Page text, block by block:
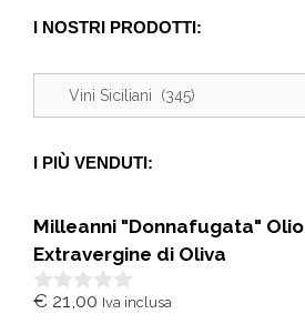
I NOSTRI PRODOTTI:
I PIÙ VENDUTI:
Milleanni "Donnafugata" Olio
Extravergine di Oliva
0
€ 21,00 Iva inclusa